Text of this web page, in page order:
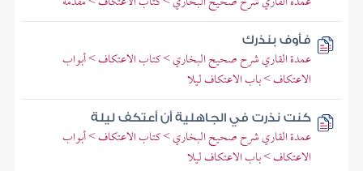
فأوف بنذرك
عمدة القاري شرح صحيح البخاري > كتاب الاعتكاف > أبواب
الاعتكاف > باب الاعتكاف ليلا
كنت نذرت في الجاهلية أن أعتكف ليلة
عمدة القاري شرح صحيح البخاري > كتاب الاعتكاف > أبواب
الاعتكاف > باب الاعتكاف ليلا